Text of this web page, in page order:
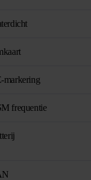
markering
frequentie